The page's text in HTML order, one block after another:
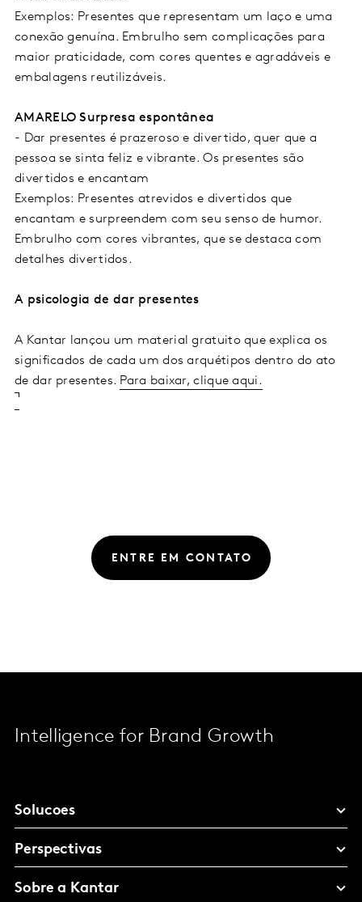
Exemplos: Presentes que representam um laço e uma
conexão genuína. Embrulho sem complicações para
maior praticidade, com cores quentes e agradáveis e
embalagens reutilizáveis.
AMARELO Surpresa espontânea
- Dar presentes é prazeroso e divertido, quer que a
pessoa se sinta feliz e vibrante. Os presentes são
divertidos e encantam
Exemplos: Presentes atrevidos e divertidos que
encantam e surpreendem com seu senso de humor.
Embrulho com cores vibrantes, que se destaca com
detalhes divertidos.
A psicologia de dar presentes
A Kantar lançou um material gratuito que explica os
significados de cada um dos arquétipos dentro do ato
de dar presentes. Para baixar, clique aqui.
ENTRE EM CONTATO
Intelligence for Brand Growth
Solucoes
Perspectivas
Sobre a Kantar